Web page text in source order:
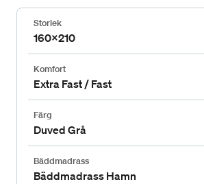
Storlek
160x210
Komfort
Extra Fast / Fast
Färg
Duved Grå
Bäddmadrass
Bäddmadrass Hamn